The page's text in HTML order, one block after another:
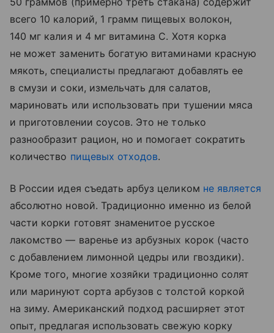
всего 10 калорий, 1 грамм пищевых волокон,
140 мг калия и 4 мг витамина С. Хотя корка
не может заменить богатую витаминами красную
мякоть, специалисты предлагают добавлять ее
в смузи и соки, измельчать для салатов,
мариновать или использовать при тушении мяса
и приготовлении соусов. Это не только
разнообразит рацион, но и помогает сократить
количество пищевых отходов.
В России идея съедать арбуз целиком не является
абсолютно новой. Традиционно именно из белой
части корки готовят знаменитое русское
лакомство — варенье из арбузных корок (часто
с добавлением лимонной цедры или гвоздики).
Кроме того, многие хозяйки традиционно солят
или маринуют сорта арбузов с толстой коркой
на зиму. Американский подход расширяет этот
опыт, предлагая использовать свежую корку